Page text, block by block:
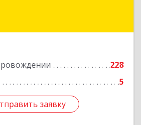
228
5
заявку
обл, Архангельск г,
Подробнее
заявку